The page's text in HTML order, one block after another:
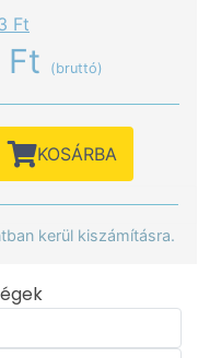
Ft
Ft (bruttó)
KOSÁRBA
kerül kiszámításra.